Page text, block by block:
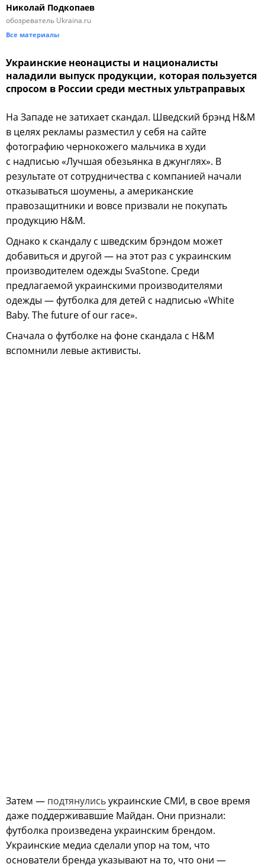
Николай Подкопаев
обозреватель Ukraina.ru
Все материалы
Украинские неонацисты и националисты
наладили выпуск продукции, которая пользуется
спросом в России среди местных ультраправых
На Западе не затихает скандал. Шведский брэнд H&M
в целях рекламы разместил у себя на сайте
фотографию чернокожего мальчика в худи
с надписью «Лучшая обезьянка в джунглях». В
результате от сотрудничества с компанией начали
отказываться шоумены, а американские
правозащитники и вовсе призвали не покупать
продукцию H&M.
Однако к скандалу с шведским брэндом может
добавиться и другой — на этот раз с украинским
производителем одежды SvaStone. Среди
предлагаемой украинскими производителями
одежды — футболка для детей с надписью «White
Baby. The future of our race».
Cначала о футболке на фоне скандала с H&M
вспомнили левые активисты.
Затем — подтянулисьукраинские СМИ, в свое время
даже поддерживавшие Майдан. Они признали:
футболка произведена украинским брендом.
Украинские медиа сделали упор на том, что
основатели бренда указывают на то, что они —